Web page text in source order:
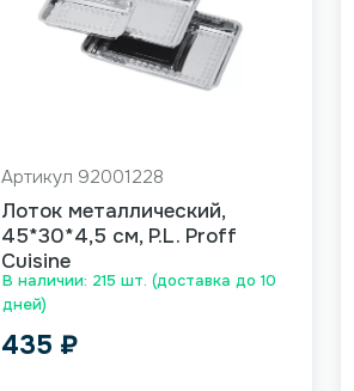
В наличии: 215 шт. (доставка до 10
дней)
Артикул 92001228
Лоток металлический,
45*30*4,5 см, P.L. Proff
Cuisine
435 ₽